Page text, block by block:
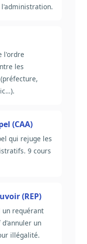
l'ordre
les
(CAA)
qui rejuge les
9 cours
(REP)
un requérant
un
illégalité.